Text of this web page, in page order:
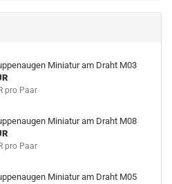
Miniatur am Draht M03
pro Paar
Miniatur am Draht M08
pro Paar
Miniatur am Draht M05